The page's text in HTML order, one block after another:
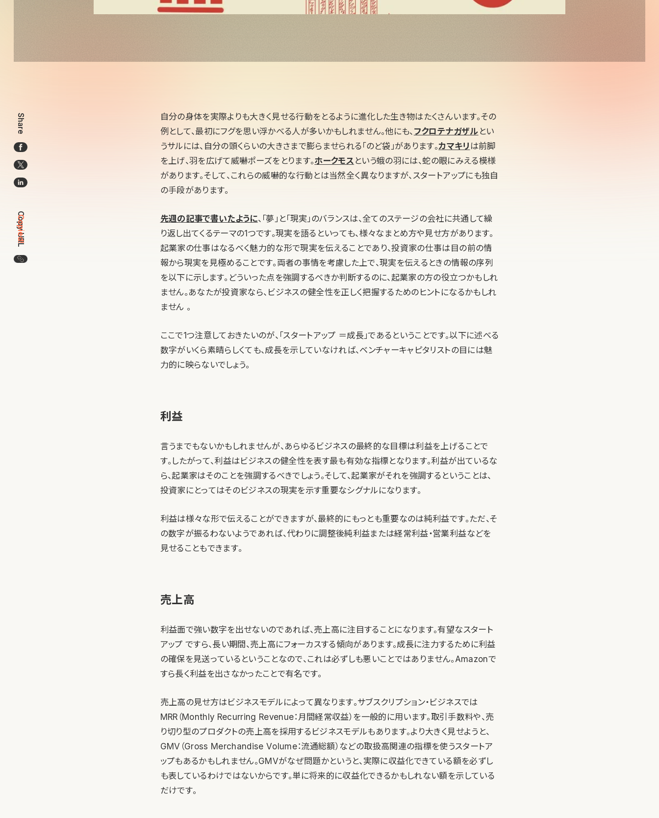
Share
Copy URL
Copied!
この記事のURLをコピー
自分の身体を実際よりも大きく見せる行動をとるように進化した生き物はたくさんいます。その
例として、最初にフグを思い浮かべる人が多いかもしれません。他にも、 フクロテナガザルとい
うサルには、自分の頭くらいの大きさまで膨らませられる「のど袋」があります。カマキリ は前脚
を上げ、羽を広げて威嚇ポーズをとります。ホークモスという蛾の羽には、蛇の眼にみえる模様
があります。そして、これらの威嚇的な行動とは当然全く異なりますが、スタートアップにも独自
の手段があります。
先週の記事で書いたように、「夢」と「現実」のバランスは、全てのステージの会社に共通して繰
り返し出てくるテーマの1つです。現実を語るといっても、様々なまとめ方や見せ方があります。
起業家の仕事はなるべく魅力的な形で現実を伝えることであり、投資家の仕事は目の前の情
報から現実を見極めることです。両者の事情を考慮した上で、現実を伝えるときの情報の序列
を以下に示します。どういった点を強調するべきか判断するのに、起業家の方の役立つかもしれ
ません。あなたが投資家なら、ビジネスの健全性を正しく把握するためのヒントになるかもしれ
ません 。
ここで1つ注意しておきたいのが、「スタートアップ ＝成長」であるということです。以下に述べる
数字がいくら素晴らしくても、成長を示していなければ、ベンチャーキャピタリストの目には魅
力的に映らないでしょう。
利益
言うまでもないかもしれませんが、あらゆるビジネスの最終的な目標は利益を上げることで
す。したがって、利益はビジネスの健全性を表す最も有効な指標となります。利益が出ているな
ら、起業家はそのことを強調するべきでしょう。そして、起業家がそれを強調するということは、
投資家にとってはそのビジネスの現実を示す重要なシグナルになります。
利益は様々な形で伝えることができますが、最終的にもっとも重要なのは純利益です。ただ、そ
の数字が振るわないようであれば、代わりに調整後純利益または経常利益・営業利益などを
見せることもできます。
売上高
利益面で強い数字を出せないのであれば、売上高に注目することになります。有望なスタート
アップ ですら、長い期間、売上高にフォーカスする傾向があります。成長に注力するために利益
の確保を見送っているということなので、これは必ずしも悪いことではありません。Amazonで
すら長く利益を出さなかったことで有名です。
売上高の見せ方はビジネスモデルによって異なります。サブスクリプション・ビジネスでは
MRR（Monthly Recurring Revenue：月間経常収益）を一般的に用います。取引手数料や、売
り切り型のプロダクトの売上高を採用するビジネスモデルもあります。より大きく見せようと、
GMV（Gross Merchandise Volume：流通総額）などの取扱高関連の指標を使うスタートア
ップもあるかもしれません。GMVがなぜ問題かというと、実際に収益化できている額を必ずし
も表しているわけではないからです。単に将来的に収益化できるかもしれない額を示している
だけです。